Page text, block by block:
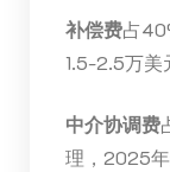
补偿费占
1.5-2.5万美
中介协调费
理，2025年